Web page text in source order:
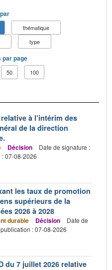
thématique
type
par page
50 100
à l’intérim des
de la direction
Décision
Date de signature :
07-08-2026
les taux de promotion
supérieurs de la
2026 à 2028
durable Décision
Date de
: 07-08-2026
du 7 juillet 2026 relative